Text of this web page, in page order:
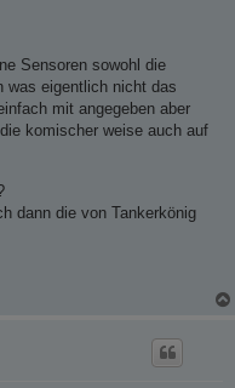
Sensoren sowohl die
was eigentlich nicht das
mit angegeben aber
komischer weise auch auf
dann die von Tankerkönig